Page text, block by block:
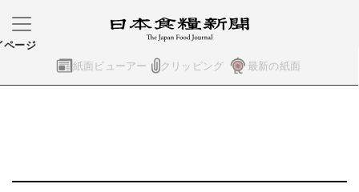
紙面ビューアー クリッピング 最新の紙面
ページ